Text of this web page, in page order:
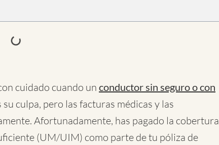
cuidado cuando un conductor sin seguro o con
su culpa, pero las facturas médicas y las
Afortunadamente, has pagado la cobertura
(UM/UIM) como parte de tu póliza de